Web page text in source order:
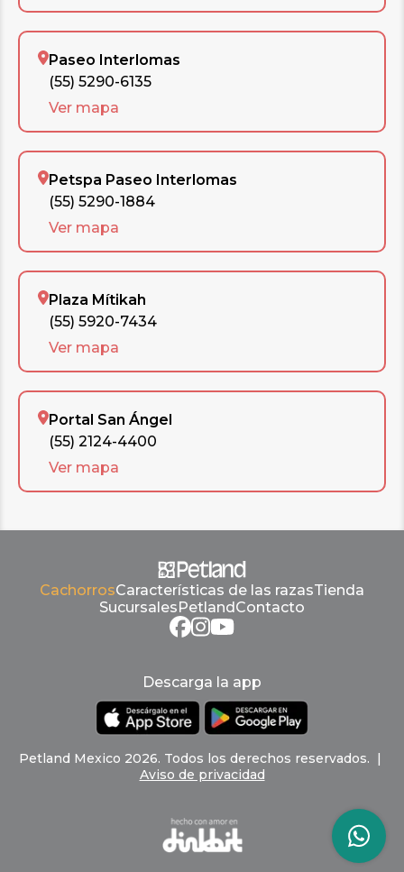
Paseo Interlomas
(55) 5290-6135
Ver mapa
Petspa Paseo Interlomas
(55) 5290-1884
Ver mapa
Plaza Mítikah
(55) 5920-7434
Ver mapa
Portal San Ángel
(55) 2124-4400
Ver mapa
CachorrosCaracterísticas de las razasTienda
Sucursales Petland Contacto
Descarga la app
Petland Mexico 2026. Todos los derechos reservados. |
Aviso de privacidad